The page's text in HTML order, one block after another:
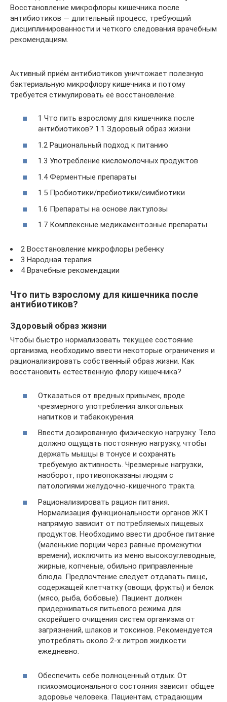
Восстановление микрофлоры кишечника после
антибиотиков — длительный процесс, требующий
дисциплинированности и четкого следования врачебным
рекомендациям.
Активный приём антибиотиков уничтожает полезную
бактериальную микрофлору кишечника и потому
требуется стимулировать её восстановление.
1 Что пить взрослому для кишечника после
антибиотиков? 1.1 Здоровый образ жизни
1.2 Рациональный подход к питанию
1.3 Употребление кисломолочных продуктов
1.4 Ферментные препараты
1.5 Пробиотики/пребиотики/симбиотики
1.6 Препараты на основе лактулозы
1.7 Комплексные медикаментозные препараты
2 Восстановление микрофлоры ребенку
3 Народная терапия
4 Врачебные рекомендации
Что пить взрослому для кишечника после
антибиотиков?
Здоровый образ жизни
Чтобы быстро нормализовать текущее состояние
организма, необходимо ввести некоторые ограничения и
рационализировать собственный образ жизни. Как
восстановить естественную флору кишечника?
Отказаться от вредных привычек, вроде
чрезмерного употребления алкогольных
напитков и табакокурения.
Ввести дозированную физическую нагрузку. Тело
должно ощущать постоянную нагрузку, чтобы
держать мышцы в тонусе и сохранять
требуемую активность. Чрезмерные нагрузки,
наоборот, противопоказаны людям с
патологиями желудочно-кишечного тракта.
Рационализировать рацион питания.
Нормализация функциональности органов ЖКТ
напрямую зависит от потребляемых пищевых
продуктов. Необходимо ввести дробное питание
(маленькие порции через равные промежутки
времени), исключить из меню высокоуглеводные,
жирные, копченые, обильно приправленные
блюда. Предпочтение следует отдавать пище,
содержащей клетчатку (овощи, фрукты) и белок
(мясо, рыба, бобовые). Пациент должен
придерживаться питьевого режима для
скорейшего очищения систем организма от
загрязнений, шлаков и токсинов. Рекомендуется
употреблять около 2-х литров жидкости
ежедневно.
Обеспечить себе полноценный отдых. От
психоэмоционального состояния зависит общее
здоровье человека. Пациентам, страдающим